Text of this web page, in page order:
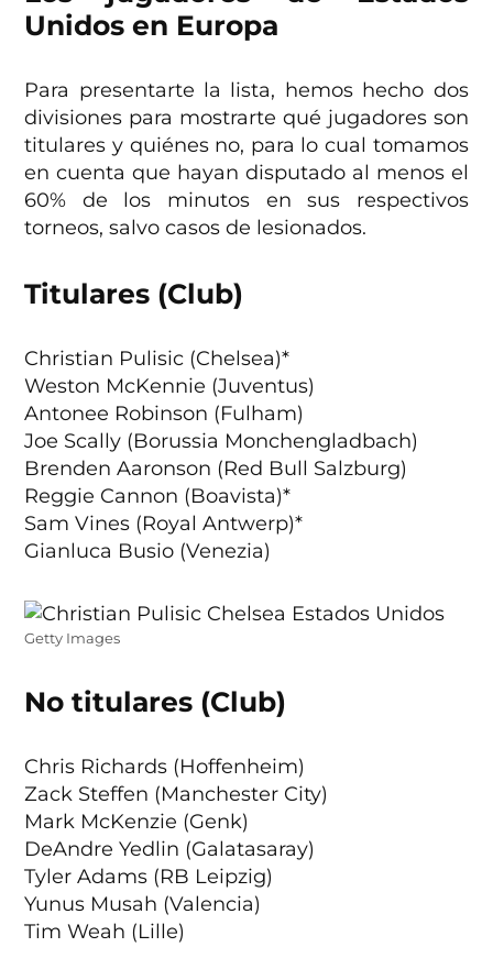
Unidos en Europa
Para presentarte la lista, hemos hecho dos
divisiones para mostrarte qué jugadores son
titulares y quiénes no, para lo cual tomamos
en cuenta que hayan disputado al menos el
60% de los minutos en sus respectivos
torneos, salvo casos de lesionados.
Titulares (Club)
Christian Pulisic (Chelsea)*
Weston McKennie (Juventus)
Antonee Robinson (Fulham)
Joe Scally (Borussia Monchengladbach)
Brenden Aaronson (Red Bull Salzburg)
Reggie Cannon (Boavista)*
Sam Vines (Royal Antwerp)*
Gianluca Busio (Venezia)
Getty Images
No titulares (Club)
Chris Richards (Hoffenheim)
Zack Steffen (Manchester City)
Mark McKenzie (Genk)
DeAndre Yedlin (Galatasaray)
Tyler Adams (RB Leipzig)
Yunus Musah (Valencia)
Tim Weah (Lille)